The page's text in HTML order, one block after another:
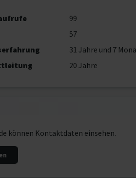
99
57
31 Jahre und 7
20 Jahre
können Kontaktdaten einsehen.